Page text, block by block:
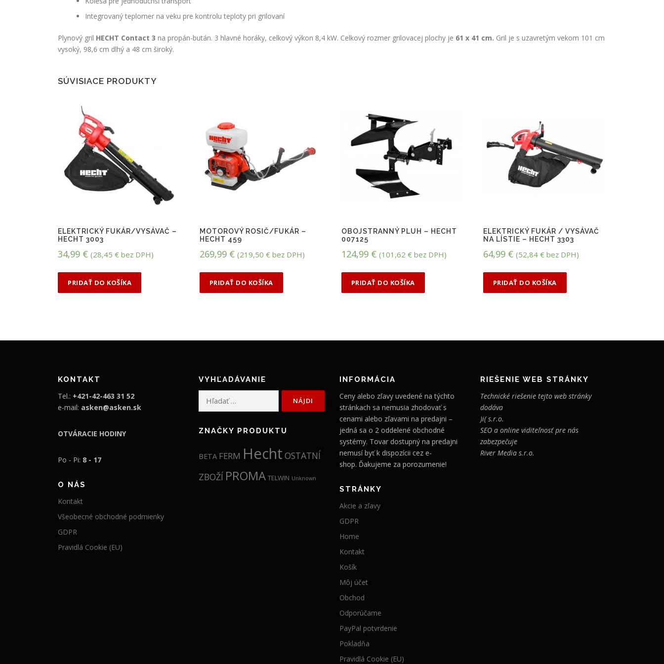
Integrovaný teplomer na veku pre kontrolu teploty pri grilovaní
Plynový gril HECHT Contact 3 na propán-bután. 3 hlavné horáky, celkový výkon 8,4 kW. Celkový rozmer grilovacej plochy je 61 x 41 cm. Gril je s uzavretým vekom 101 cm
vysoký, 98,6 cm dlhý a 48 cm široký.
SÚVISIACE PRODUKTY
ELEKTRICKÝ FUKÁR/VYSÁVAČ –
HECHT 3003
34,99 € (28,45 € bez DPH)
PRIDAŤ DO KOŠÍKA
MOTOROVÝ ROSIČ/FUKÁR –
HECHT 459
269,99 € (219,50 €bez DPH)
PRIDAŤ DO KOŠÍKA
OBOJSTRANNÝ PLUH – HECHT
007125
124,99 € (101,62 €bez DPH)
PRIDAŤ DO KOŠÍKA
ELEKTRICKÝ FUKÁR / VYSÁVAČ
NA LÍSTIE – HECHT 3303
64,99 € (52,84 €bez DPH)
PRIDAŤ DO KOŠÍKA
KONTAKT
Tel.: +421-42-463 31 52
e-mail: asken@asken.sk
OTVÁRACIE HODINY
Po - Pi: 8 - 17
O NÁS
Kontakt
Všeobecné obchodné podmienky
GDPR
Pravidlá Cookie (EU)
VYHĽADÁVANIE
ZNAČKY PRODUKTU
BETA FERM Hecht OSTATNÍ
ZBOŽÍ PROMA TELWIN Unknown
INFORMÁCIA
Ceny alebo zľavy uvedené na týchto
stránkach sa nemusia zhodovať s
cenami alebo zľavami na predajni –
jedná sa o 2 oddelené obchodné
systémy. Tovar dostupný na predajni
nemusí byť k dispozícii cez e-
shop. Ďakujeme za porozumenie!
STRÁNKY
Akcie a zľavy
GDPR
Home
Kontakt
Košík
Môj účet
Obchod
Odporúčame
PayPal potvrdenie
Pokladňa
Pravidlá Cookie (EU)
RIEŠENIE WEB STRÁNKY
Technické riešenie tejto web stránky
dodáva
)i( s.r.o.
SEO a online viditeľnosť pre nás
zabezpečuje
River Media s.r.o.